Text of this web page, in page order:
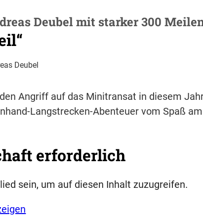
Deubel mit starker 300
Deubel
Angriff auf das Minitransat in diesem
Langstrecken-Abenteuer vom Spaß
erforderlich
sein, um auf diesen Inhalt zuzugreifen.